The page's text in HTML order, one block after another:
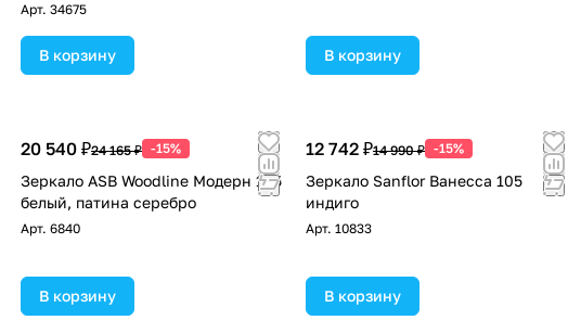
Арт. 34675
В корзину В корзину
20 540 ₽24 165 ₽ -15%
Зеркало ASB Woodline Модерн 105
белый, патина серебро
Арт. 6840
В корзину
12 742 ₽14 990 ₽ -15%
Зеркало Sanflor Ванесса 105
индиго
Арт. 10833
В корзину